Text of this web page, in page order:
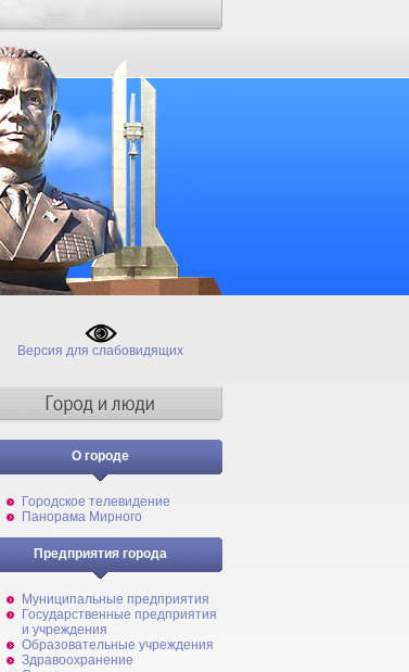
Версия для слабовидящих
О городе
Городское телевидение
Панорама Мирного
Предприятия города
Муниципальные предприятия
Государственные предприятия
и учреждения
Образовательные учреждения
Здравоохранение